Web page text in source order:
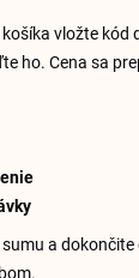
vložte kód
ho. Cena sa
a dokončite